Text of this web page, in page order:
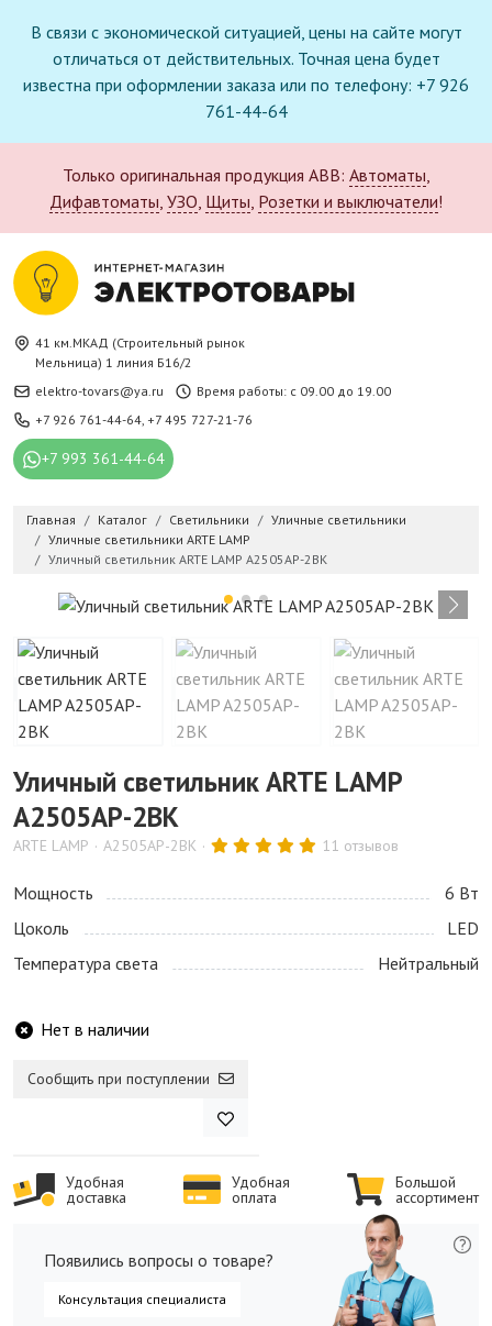
В связи с экономической ситуацией, цены на сайте могут
отличаться от действительных. Точная цена будет
известна при оформлении заказа или по телефону: +7 926
761-44-64
Только оригинальная продукция ABB: Автоматы,
Дифавтоматы, УЗО, Щиты, Розетки и выключатели!
41 км.МКАД (Строительный рынок
Мельница) 1 линия Б16/2
elektro-tovars@ya.ru
Время работы: с 09.00 до 19.00
+7 926 761-44-64, +7 495 727-21-76
+7 993 361-44-64
Главная Каталог Светильники
Уличные светильники
Уличные светильники ARTE LAMP
Уличный светильник ARTE LAMP A2505AP-2BK
Уличный светильник ARTE LAMP
A2505AP-2BK
ARTE LAMP A2505AP-2BK 11 отзывов
Мощность
6 Bт
Цоколь
LED
Температура света
Нейтральный
Нет в наличии
Сообщить при поступлении
Удобная
доставка
Удобная
оплата
Большой
ассортимент
Появились вопросы о товаре?
Консультация специалиста